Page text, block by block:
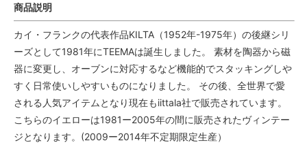
商品説明
カイ・フランクの代表作品KILTA（1952年-1975年）の後継シリ
ーズとして1981年にTEEMAは誕生しました。 素材を陶器から磁
器に変更し、オーブンに対応するなど機能的でスタッキングしや
すく日常使いしやすいものになりました。 その後、全世界で愛
される人気アイテムとなり現在もiittala社で販売されています。
こちらのイエローは1981ー2005年の間に販売されたヴィンテー
ジとなります。(2009ー2014年不定期限定生産）